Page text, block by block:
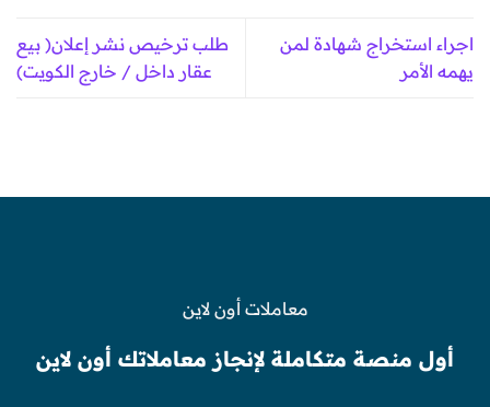
اجراء استخراج شهادة لمن
يهمه الأمر
طلب ترخيص نشر إعلان( بيع
عقار داخل / خارج الكويت)
معاملات أون لاين
أول منصة متكاملة لإنجاز معاملاتك أون لاين